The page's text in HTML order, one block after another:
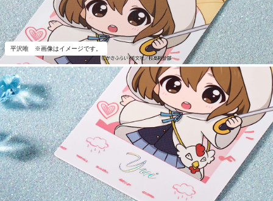
平沢唯 ※画像はイメージです。